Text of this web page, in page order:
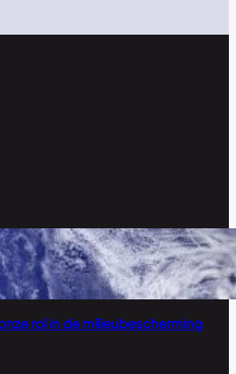
rol in de milieubescherming